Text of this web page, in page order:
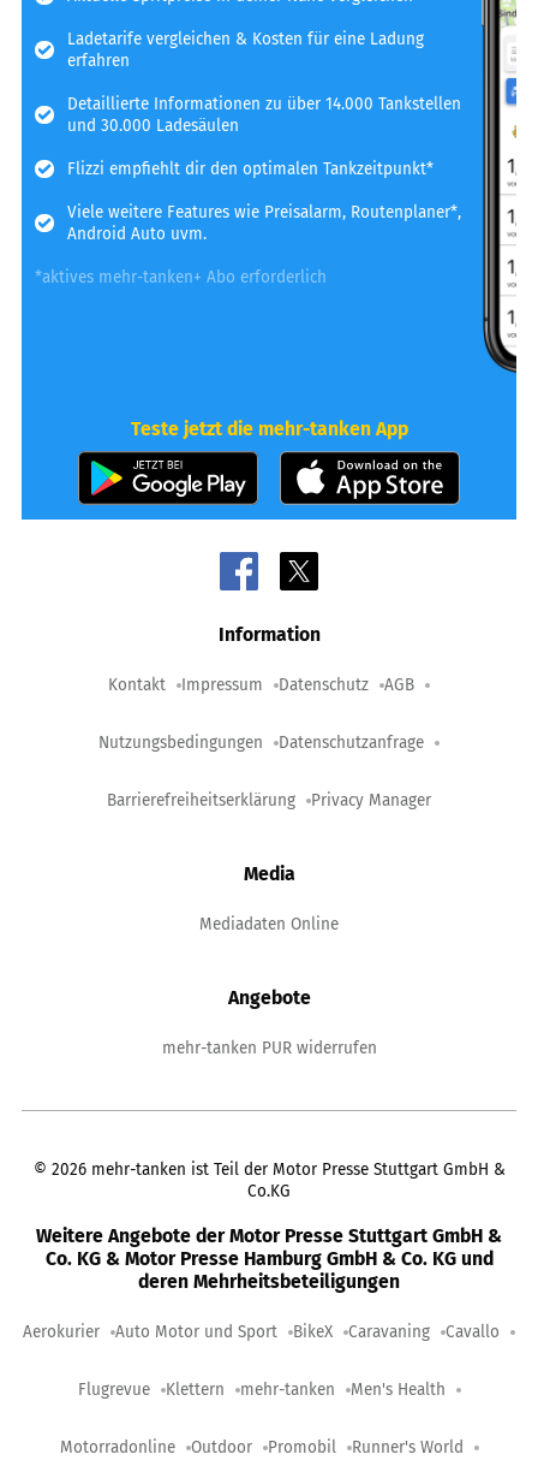
Ladetarife vergleichen & Kosten für eine Ladung
erfahren
Detaillierte Informationen zu über 14.000 Tankstellen
und 30.000 Ladesäulen
Flizzi empfiehlt dir den optimalen Tankzeitpunkt*
Viele weitere Features wie Preisalarm, Routenplaner*,
Android Auto uvm.
*aktives mehr-tanken+ Abo erforderlich
Teste jetzt die mehr-tanken App
Information
Kontakt Impressum Datenschutz AGB
Nutzungsbedingungen Datenschutzanfrage
Barrierefreiheitserklärung Privacy Manager
Media
Mediadaten Online
Angebote
mehr-tanken PUR widerrufen
© 2026 mehr-tanken ist Teil der Motor Presse Stuttgart GmbH &
Co.KG
Weitere Angebote der Motor Presse Stuttgart GmbH &
Co. KG & Motor Presse Hamburg GmbH & Co. KG und
deren Mehrheitsbeteiligungen
Aerokurier Auto Motor und Sport BikeX Caravaning Cavallo
Flugrevue Klettern mehr-tanken Men's Health
Motorradonline Outdoor Promobil Runner's World